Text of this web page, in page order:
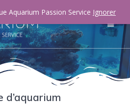
d’aquarium
Aquarium Passion Service Ignorer